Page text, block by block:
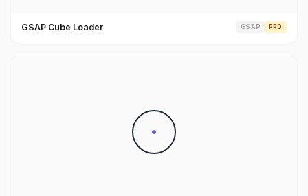
GSAP Cube Loader GSAP PRO